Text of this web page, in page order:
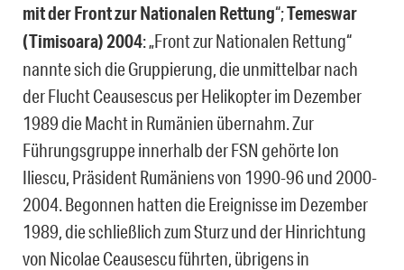
mit der Front zur Nationalen Rettung“;Temeswar
(Timisoara) 2004: „Front zur Nationalen Rettung“
nannte sich die Gruppierung, die unmittelbar nach
der Flucht Ceausescus per Helikopter im Dezember
1989 die Macht in Rumänien übernahm. Zur
Führungsgruppe innerhalb der FSN gehörte Ion
Iliescu, Präsident Rumäniens von 1990-96 und 2000-
2004. Begonnen hatten die Ereignisse im Dezember
1989, die schließlich zum Sturz und der Hinrichtung
von Nicolae Ceausescu führten, übrigens in